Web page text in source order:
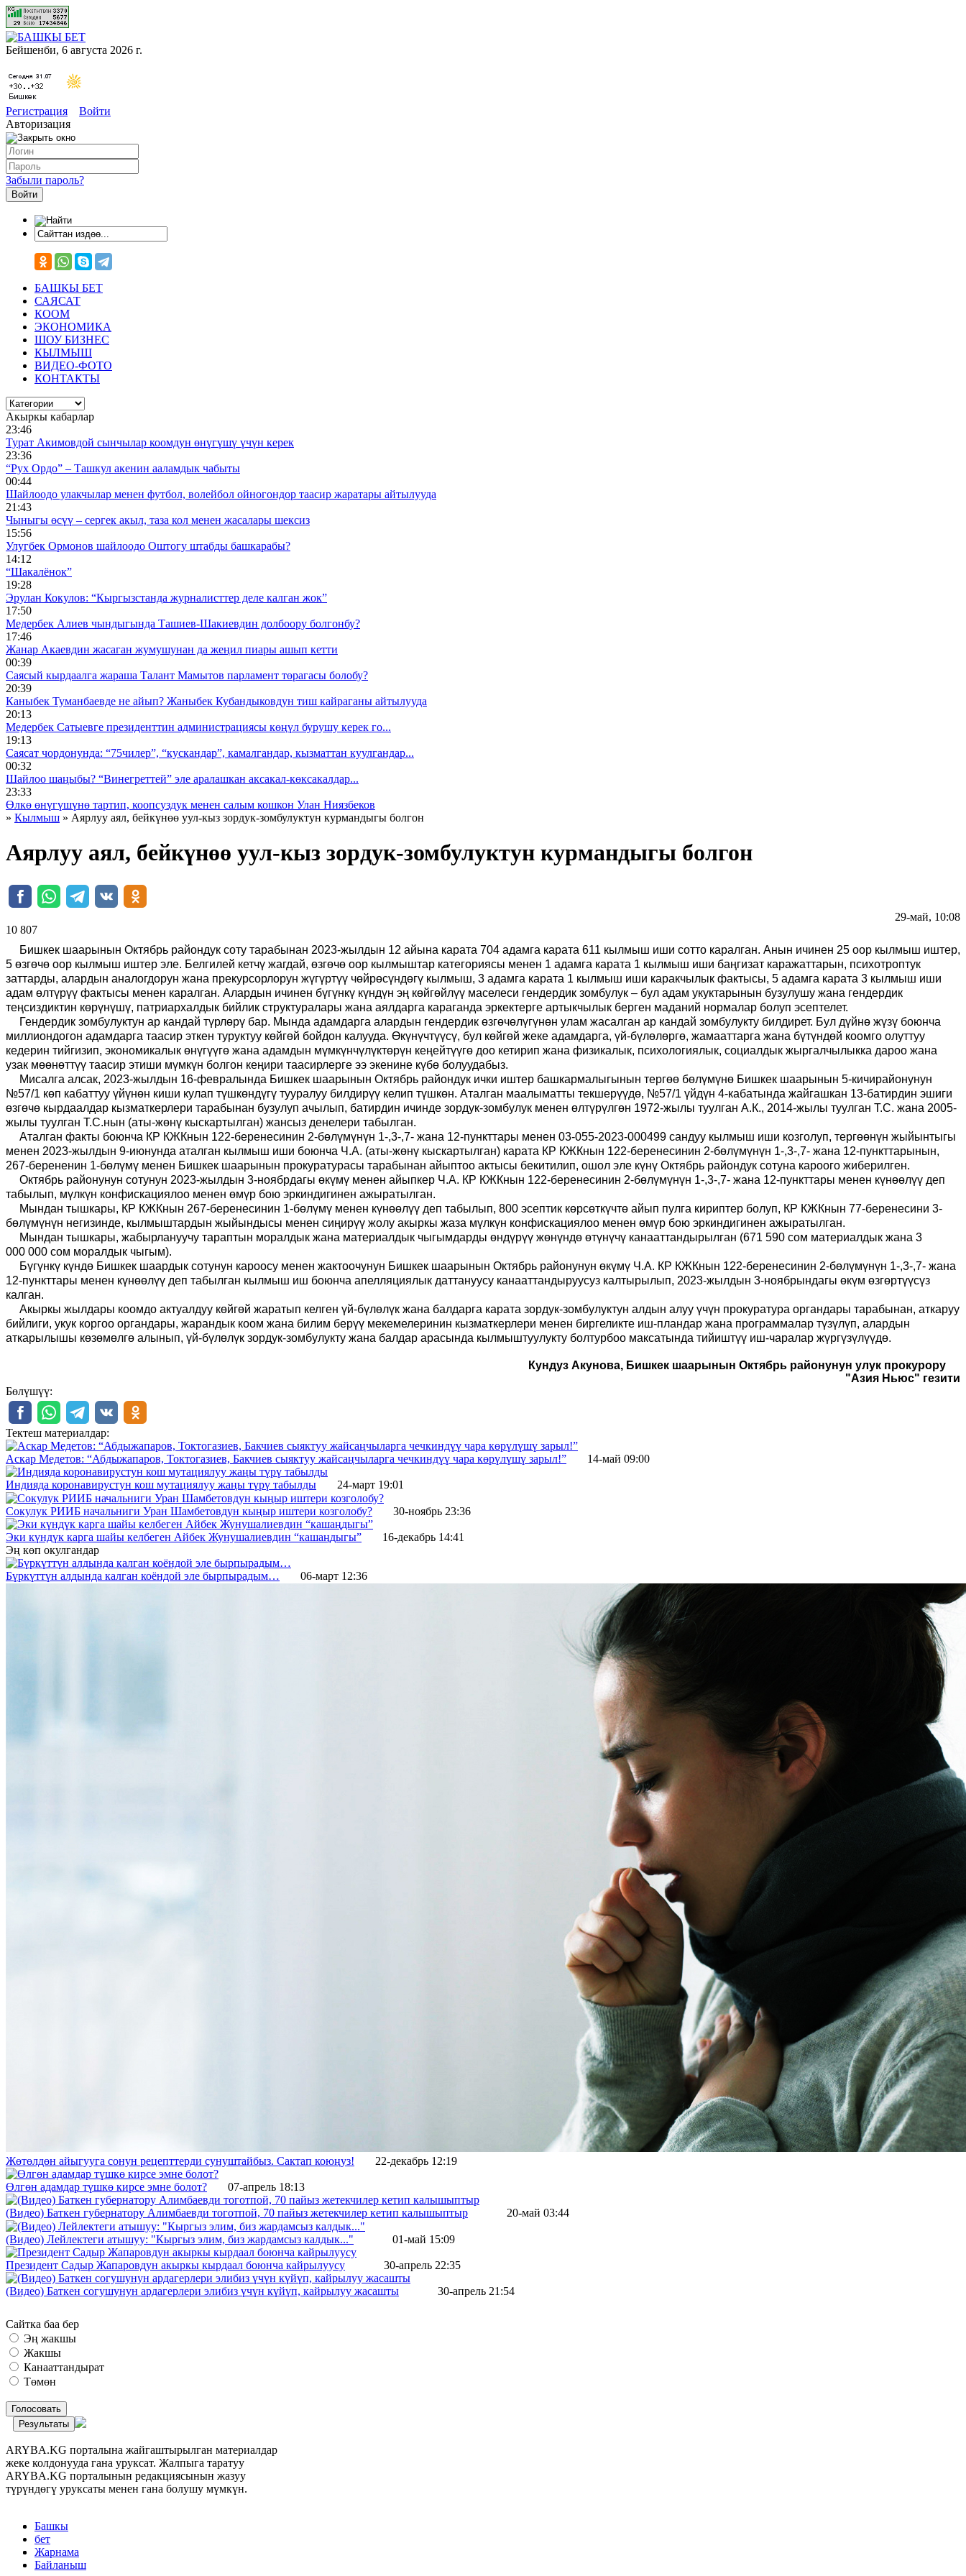
Бейшенби, 6 августа 2026 г.
Регистрация
Войти
Авторизация
Забыли пароль?
БАШКЫ БЕТ
САЯСАТ
КООМ
ЭКОНОМИКА
ШОУ БИЗНЕС
КЫЛМЫШ
ВИДЕО-ФОТО
КОНТАКТЫ
Акыркы кабарлар
23:46
Турат Акимовдой сынчылар коомдун өнүгүшү үчүн керек
23:36
“Рух Ордо” – Ташкул акенин ааламдык чабыты
00:44
Шайлоодо улакчылар менен футбол, волейбол ойногондор таасир жаратары айтылууда
21:43
Чыныгы өсүү – сергек акыл, таза кол менен жасалары шексиз
15:56
Улугбек Ормонов шайлоодо Оштогу штабды башкарабы?
14:12
“Шакалёнок”
19:28
Эрулан Кокулов: “Кыргызстанда журналисттер деле калган жок”
17:50
Медербек Алиев чындыгында Ташиев-Шакиевдин долбоору болгонбу?
17:46
Жанар Акаевдин жасаган жумушунан да жеңил пиары ашып кетти
00:39
Саясый кырдаалга жараша Талант Мамытов парламент төрагасы болобу?
20:39
Каныбек Туманбаевде не айып? Жаныбек Кубандыковдун тиш кайраганы айтылууда
20:13
Медербек Сатыевге президенттин администрациясы көңүл бурушу керек го...
19:13
Саясат чордонунда: “75чилер”, “кускандар”, камалгандар, кызматтан куулгандар...
00:32
Шайлоо шаңыбы? “Винегреттей” эле аралашкан аксакал-көксакалдар...
23:33
Өлкө өнүгүшүнө тартип, коопсуздук менен салым кошкон Улан Ниязбеков
» Кылмыш » Аярлуу аял, бейкүнөө уул-кыз зордук-зомбулуктун курмандыгы болгон
Аярлуу аял, бейкүнөө уул-кыз зордук-зомбулуктун курмандыгы болгон
29-май, 10:08
10 807 ᠌ ᠌ ᠌ ᠌᠌ ᠌ ᠌᠌
Бишкек шаарынын Октябрь райондук соту тарабынан 2023-жылдын 12 айына карата 704 адамга карата 611 кылмыш иши сотто каралган. Анын ичинен 25 оор кылмыш иштер,
5 өзгөчө оор кылмыш иштер эле. Белгилей кетчү жагдай, өзгөчө оор кылмыштар категориясы менен 1 адамга карата 1 кылмыш иши баңгизат каражаттарын, психотроптук
заттарды, алардын аналогдорун жана прекурсорлорун жүгүртүү чөйрөсүндөгү кылмыш, 3 адамга карата 1 кылмыш иши каракчылык фактысы, 5 адамга карата 3 кылмыш иши
адам өлтүрүү фактысы менен каралган. Алардын ичинен бүгүнкү күндүн эң көйгөйлүү маселеси гендердик зомбулук – бул адам укуктарынын бузулушу жана гендердик
теңсиздиктин көрүнүшү, патриархалдык бийлик структуралары жана аялдарга караганда эркектерге артыкчылык берген маданий нормалар болуп эсептелет.
Гендердик зомбулуктун ар кандай түрлөрү бар. Мында адамдарга алардын гендердик өзгөчөлүгүнөн улам жасалган ар кандай зомбулукту билдирет. Бул дүйнө жүзү боюнча
миллиондогон адамдарга таасир эткен туруктуу көйгөй бойдон калууда. Өкүнүчтүүсү, бул көйгөй жеке адамдарга, үй-бүлөлөргө, жамааттарга жана бүтүндөй коомго олуттуу
кедерин тийгизип, экономикалык өнүгүүгө жана адамдын мүмкүнчүлүктөрүн кеңейтүүгө доо кетирип жана физикалык, психологиялык, социалдык жыргалчылыкка дароо жана
узак мөөнөттүү таасир этиши мүмкүн болгон кеңири таасирлерге ээ экенине күбө болуудабыз.
Мисалга алсак, 2023-жылдын 16-февралында Бишкек шаарынын Октябрь райондук ички иштер башкармалыгынын тергөө бөлүмүнө Бишкек шаарынын 5-кичирайонунун
№57/1 көп кабаттуу үйүнөн киши кулап түшкөндүгү тууралуу билдирүү келип түшкөн. Аталган маалыматты текшерүүдө, №57/1 үйдүн 4-кабатында жайгашкан 13-батирдин эшиги
өзгөчө кырдаалдар кызматкерлери тарабынан бузулуп ачылып, батирдин ичинде зордук-зомбулук менен өлтүрүлгөн 1972-жылы туулган А.К., 2014-жылы туулган Т.С. жана 2005-
жылы туулган Т.С.нын (аты-жөнү кыскартылган) жансыз денелери табылган.
Аталган факты боюнча КР КЖКнын 122-беренесинин 2-бөлүмүнүн 1-,3-,7- жана 12-пункттары менен 03-055-2023-000499 сандуу кылмыш иши козголуп, тергөөнүн жыйынтыгы
менен 2023-жылдын 9-июнунда аталган кылмыш иши боюнча Ч.А. (аты-жөнү кыскартылган) карата КР КЖКнын 122-беренесинин 2-бөлүмүнүн 1-,3-,7- жана 12-пункттарынын,
267-берененин 1-бөлүмү менен Бишкек шаарынын прокуратурасы тарабынан айыптоо актысы бекитилип, ошол эле күнү Октябрь райондук сотуна кароого жиберилген.
Октябрь районунун сотунун 2023-жылдын 3-ноябрдагы өкүмү менен айыпкер Ч.А. КР КЖКнын 122-беренесинин 2-бөлүмүнүн 1-,3-,7- жана 12-пункттары менен күнөөлүү деп
табылып, мүлкүн конфискациялоо менен өмүр бою эркиндигинен ажыратылган.
Мындан тышкары, КР КЖКнын 267-беренесинин 1-бөлүмү менен күнөөлүү деп табылып, 800 эсептик көрсөткүчтө айып пулга кириптер болуп, КР КЖКнын 77-беренесини 3-
бөлүмүнүн негизинде, кылмыштардын жыйындысы менен сиңирүү жолу акыркы жаза мүлкүн конфискациялоо менен өмүр бою эркиндигинен ажыратылган.
Мындан тышкары, жабырлануучу тараптын моралдык жана материалдык чыгымдарды өндүрүү жөнүндө өтүнүчү канааттандырылган (671 590 сом материалдык жана 3
000 000 сом моралдык чыгым).
Бүгүнкү күндө Бишкек шаардык сотунун кароосу менен жактоочунун Бишкек шаарынын Октябрь районунун өкүмү Ч.А. КР КЖКнын 122-беренесинин 2-бөлүмүнүн 1-,3-,7- жана
12-пункттары менен күнөөлүү деп табылган кылмыш иш боюнча апелляциялык даттануусу канааттандыруусуз калтырылып, 2023-жылдын 3-ноябрындагы өкүм өзгөртүүсүз
калган.
Акыркы жылдары коомдо актуалдуу көйгөй жаратып келген үй-бүлөлүк жана балдарга карата зордук-зомбулуктун алдын алуу үчүн прокуратура органдары тарабынан, аткаруу
бийлиги, укук коргоо органдары, жарандык коом жана билим берүү мекемелеринин кызматкерлери менен биргеликте иш-пландар жана программалар түзүлүп, алардын
аткарылышы көзөмөлгө алынып, үй-бүлөлүк зордук-зомбулукту жана балдар арасында кылмыштуулукту болтурбоо максатында тийиштүү иш-чаралар жүргүзүлүүдө.
Кундуз Акунова, Бишкек шаарынын Октябрь районунун улук прокурору
"Азия Ньюс" гезити
Бөлүшүү:
Тектеш материалдар:
Аскар Медетов: “Абдыжапаров, Токтогазиев, Бакчиев сыяктуу жайсаңчыларга чечкиндүү чара көрүлүшү зарыл!” 14-май 09:00
Индияда коронавирустун кош мутациялуу жаңы түрү табылды 24-март 19:01
Сокулук РИИБ начальниги Уран Шамбетовдун кыңыр иштери козголобу? 30-ноябрь 23:36
Эки күндүк карга шайы келбеген Айбек Жунушалиевдин “кашаңдыгы”
16-декабрь 14:41
Эң көп окулгандар
Бүркүттүн алдында калган коёндой эле бырпырадым… 06-март 12:36
Жөтөлдөн айыгууга сонун рецепттерди сунуштайбыз. Сактап коюңуз! 22-декабрь 12:19
Өлгөн адамдар түшкө кирсе эмне болот? 07-апрель 18:13
(Видео) Баткен губернатору Алимбаевди тоготпой, 70 пайыз жетекчилер кетип калышыптыр 20-май 03:44
(Видео) Лейлектеги атышуу: "Кыргыз элим, биз жардамсыз калдык..." 01-май 15:09
Президент Садыр Жапаровдун акыркы кырдаал боюнча кайрылуусу 30-апрель 22:35
(Видео) Баткен согушунун ардагерлери элибиз үчүн күйүп, кайрылуу жасашты 30-апрель 21:54
Сайтка баа бер
Эң жакшы
Жакшы
Канааттандырат
Төмөн
Голосовать
Результаты
ARYBA.KG порталына жайгаштырылган материалдар
жеке колдонууда гана уруксат. Жалпыга таратуу
ARYBA.KG порталынын редакциясынын жазуу
түрүндөгү уруксаты менен гана болушу мүмкүн.
Башкы
бет
Жарнама
Байланыш